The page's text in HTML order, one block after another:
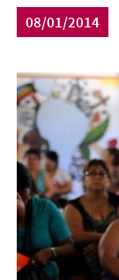
08/01/2014